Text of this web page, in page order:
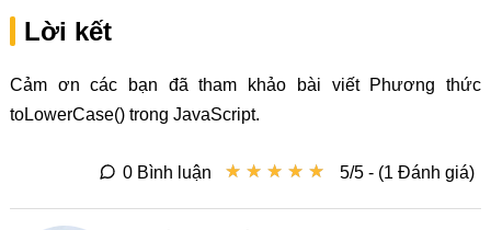
Lời kết
Cảm ơn các bạn đã tham khảo bài viết Phương thức
toLowerCase() trong JavaScript.
★ ★ ★ ★ ★
★ ★ ★ ★ ★ 5/5 - (1 Đánh giá)
0 Bình luận